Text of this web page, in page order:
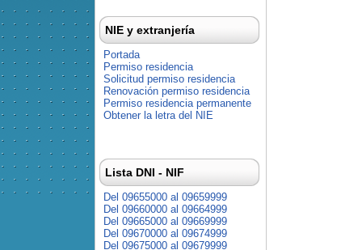
NIE y extranjería
Portada
Permiso residencia
Solicitud permiso residencia
Renovación permiso residencia
Permiso residencia permanente
Obtener la letra del NIE
Lista DNI - NIF
Del 09655000 al 09659999
Del 09660000 al 09664999
Del 09665000 al 09669999
Del 09670000 al 09674999
Del 09675000 al 09679999